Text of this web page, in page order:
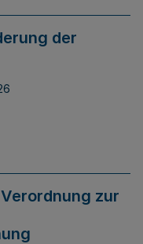
der
zur